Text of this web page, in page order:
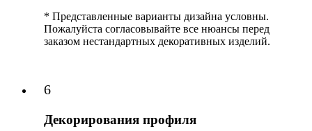
* Представленные варианты дизайна условны.
Пожалуйста согласовывайте все нюансы перед
заказом нестандартных декоративных изделий.
6
Декорирования профиля